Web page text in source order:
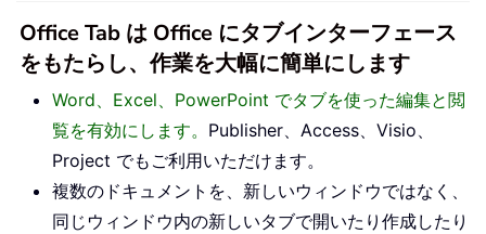
Office Tab は Office にタブインターフェース
をもたらし、作業を大幅に簡単にします
Word、Excel、PowerPoint でタブを使った編集と閲
覧を有効にします。 Publisher、Access、Visio、
Project でもご利用いただけます。
複数のドキュメントを、新しいウィンドウではなく、
同じウィンドウ内の新しいタブで開いたり作成したり